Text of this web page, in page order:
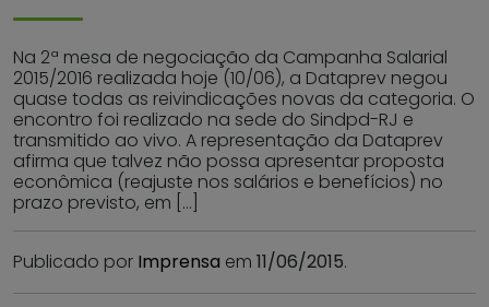
Na 2ª mesa de negociação da Campanha Salarial
2015/2016 realizada hoje (10/06), a Dataprev negou
quase todas as reivindicações novas da categoria. O
encontro foi realizado na sede do Sindpd-RJ e
transmitido ao vivo. A representação da Dataprev
afirma que talvez não possa apresentar proposta
econômica (reajuste nos salários e benefícios) no
prazo previsto, em […]
Publicado por Imprensa em 11/06/2015.